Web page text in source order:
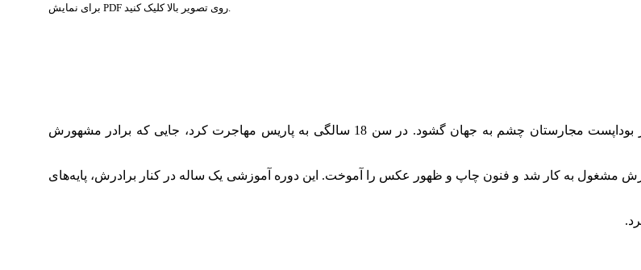
برای نمایش PDF روی تصویر بالا کلیک کنید.
کرنل کاپا، با نام اصلی کرنل فریدمن، در سال 1918 در خانواده‌ای یهودی در بوداپست مجارستان چشم به جهان گشود. در سن 18 سالگی به پاریس مهاجرت کرد، جایی که برادر مشهورش
مشغول به کار شد و فنون چاپ و ظهور عکس را آموخت. این دوره آموزشی یک ساله در کنار برادرش، پایه‌های